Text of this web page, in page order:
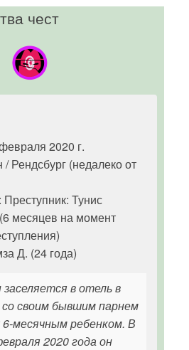
чест
2020 г.
Рендсбург (недалеко от
Тунис
месяцев на момент
Д. (24 года)
в отель в
со своим бывшим парнем
6-месячным ребенком. В
2020 года он